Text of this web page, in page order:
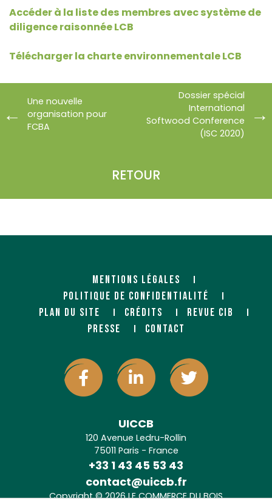
Accéder à la liste des membres avec système de
diligence raisonnée LCB
Télécharger la charte environnementale LCB
Une nouvelle
organisation pour
FCBA
RETOUR
Dossier spécial
International
Softwood Conference
(ISC 2020)
MENTIONS LÉGALES
POLITIQUE DE CONFIDENTIALITÉ
PLAN DU SITE
CRÉDITS
REVUE CIB
PRESSE
CONTACT
UICCB
120 Avenue Ledru-Rollin
75011 Paris - France
+33 1 43 45 53 43
contact@uiccb.fr
Copyright © 2026 LE COMMERCE DU BOIS